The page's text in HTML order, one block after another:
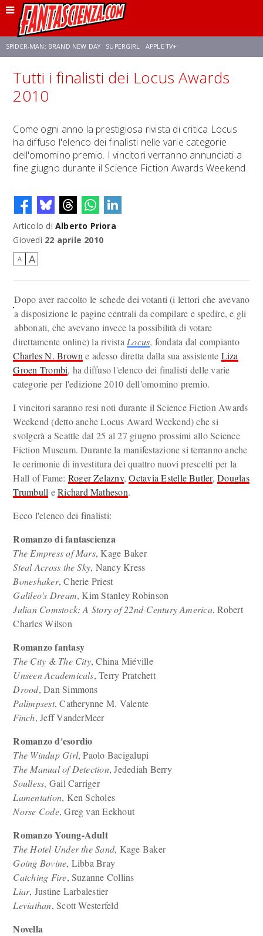
SPIDER-MAN: BRAND NEW DAY SUPERGIRL APPLE TV+
FRANCO RICCIARDIELLO ZENDAYA STAR TREK AVENGERS: DOOMSDAY
Tutti i finalisti dei Locus Awards
2010
Come ogni anno la prestigiosa rivista di critica Locus
ha diffuso l'elenco dei finalisti nelle varie categorie
dell'omomino premio. I vincitori verranno annunciati a
fine giugno durante il Science Fiction Awards Weekend.
Articolo di Alberto Priora
Giovedì 22 aprile 2010
A A
Dopo aver raccolto le schede dei votanti (i lettori che avevano
a disposizione le pagine centrali da compilare e spedire, e gli
abbonati, che avevano invece la possibilità di votare
direttamente online) la rivista Locus, fondata dal compianto
Charles N. Brown e adesso diretta dalla sua assistente Liza
Groen Trombi, ha diffuso l'elenco dei finalisti delle varie
categorie per l'edizione 2010 dell'omomino premio.
I vincitori saranno resi noti durante il Science Fiction Awards
Weekend (detto anche Locus Award Weekend) che si
svolgerà a Seattle dal 25 al 27 giugno prossimi allo Science
Fiction Museum. Durante la manifestazione si terranno anche
le cerimonie di investitura dei quattro nuovi prescelti per la
Hall of Fame: Roger Zelazny,Octavia Estelle Butler,Douglas
Trumbull eRichard Matheson.
Ecco l'elenco dei finalisti:
Romanzo di fantascienza
The Empress of Mars, Kage Baker
Steal Across the Sky, Nancy Kress
Boneshaker, Cherie Priest
Galileo's Dream, Kim Stanley Robinson
Julian Comstock: A Story of 22nd-Century America, Robert
Charles Wilson
Romanzo fantasy
The City & The City, China Miéville
Unseen Academicals, Terry Pratchett
Drood, Dan Simmons
Palimpsest, Catherynne M. Valente
Finch, Jeff VanderMeer
Romanzo d'esordio
The Windup Girl, Paolo Bacigalupi
The Manual of Detection, Jedediah Berry
Soulless, Gail Carriger
Lamentation, Ken Scholes
Norse Code, Greg van Eekhout
Romanzo Young-Adult
The Hotel Under the Sand, Kage Baker
Going Bovine, Libba Bray
Catching Fire, Suzanne Collins
Liar, Justine Larbalestier
Leviathan, Scott Westerfeld
Novella